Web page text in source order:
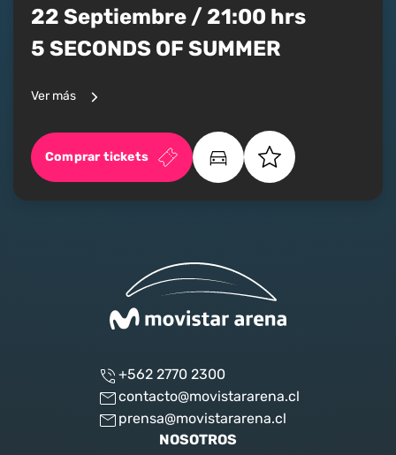
22 Septiembre / 21:00 hrs
5 SECONDS OF SUMMER
Ver más
Comprar tickets
+562 2770 2300
contacto@movistararena.cl
prensa@movistararena.cl
NOSOTROS